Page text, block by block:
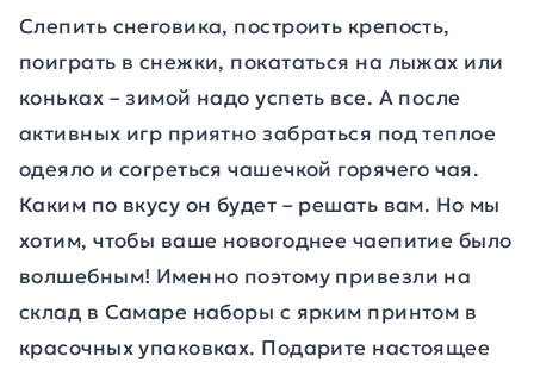
Слепить снеговика, построить крепость,
поиграть в снежки, покататься на лыжах или
коньках – зимой надо успеть все. А после
активных игр приятно забраться под теплое
одеяло и согреться чашечкой горячего чая.
Каким по вкусу он будет – решать вам. Но мы
хотим, чтобы ваше новогоднее чаепитие было
волшебным! Именно поэтому привезли на
склад в Самаре наборы с ярким принтом в
красочных упаковках. Подарите настоящее